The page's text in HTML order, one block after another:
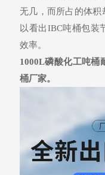
无几，而所占的体
以看出IBC吨桶包装
效率。
1000L磷酸化工吨桶
桶厂家。